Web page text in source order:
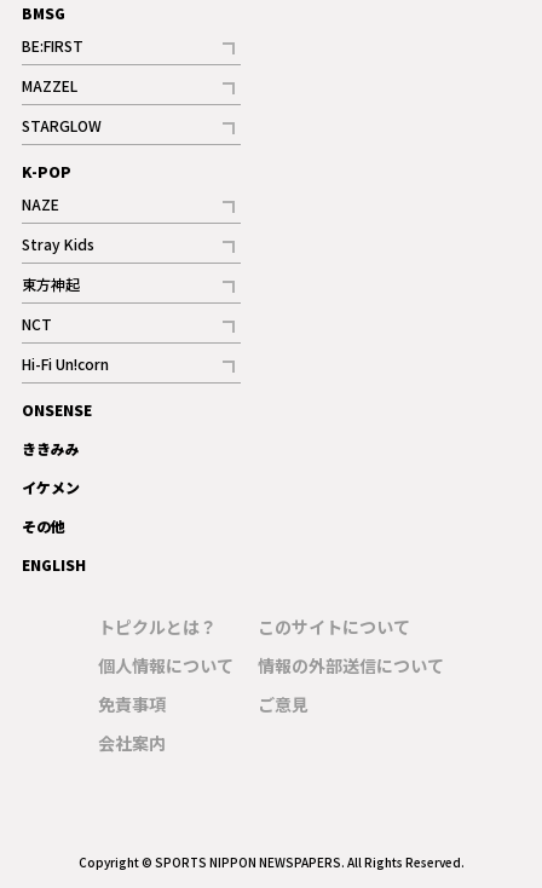
BMSG
BE:FIRST
記事
ギャラリー
MAZZEL
記事
ギャラリー
STARGLOW
記事
K-POP
NAZE
記事
Stray Kids
記事
東方神起
記事
NCT
記事
Hi-Fi Un!corn
記事
ギャラリー
ONSENSE
ききみみ
イケメン
その他
ENGLISH
トピクルとは？
個人情報について
免責事項
会社案内
このサイトについて
情報の外部送信について
ご意見
Copyright © SPORTS NIPPON NEWSPAPERS. All Rights Reserved.